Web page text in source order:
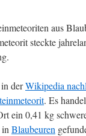
aus
steckte
derWikipedia
. Es
ein 0,41 kg
Blaubeuren